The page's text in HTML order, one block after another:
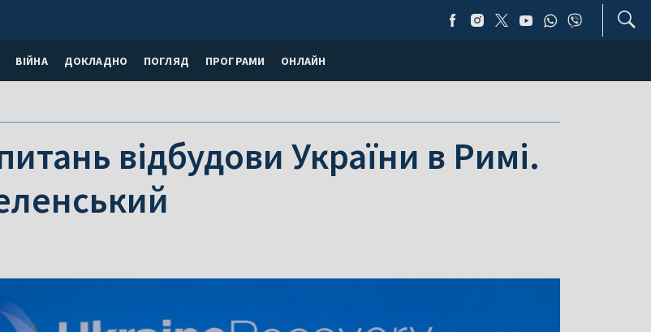
ВІЙНА ДОКЛАДНО ПОГЛЯД ПРОГРАМИ ОНЛАЙН
відбудови України в Римі.